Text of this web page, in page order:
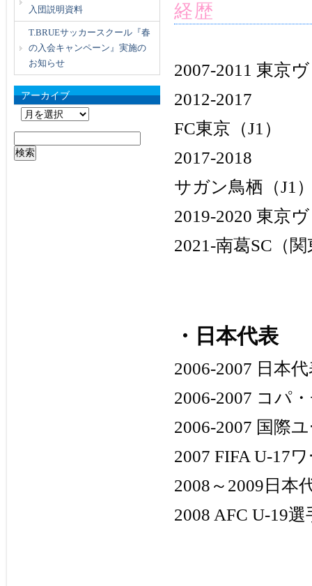
経歴
2007-2011 東京
2012-2017
FC東京（J1）
2017-2018
サガン鳥栖（J1
2019-2020 東京
2021-南葛SC（
・日本代表
2006-2007 日本
2006-2007 コパ
2006-2007 国際
2007 FIFA U-17
2008～2009日本
2008 AFC U-19選
入団説明資料
T.BRUEサッカースクール『春
の入会キャンペーン』実施の
お知らせ
アーカイブ
カ
イ
索: